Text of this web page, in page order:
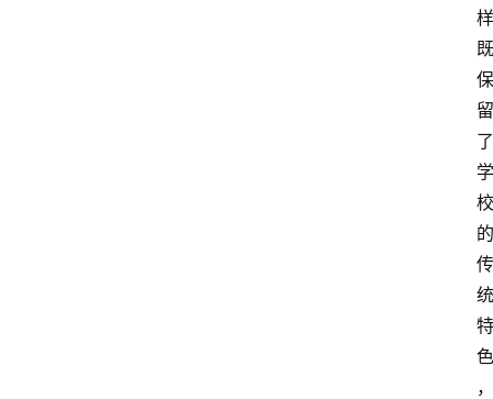
样
既
保
留
了
学
校
的
传
统
特
色
，